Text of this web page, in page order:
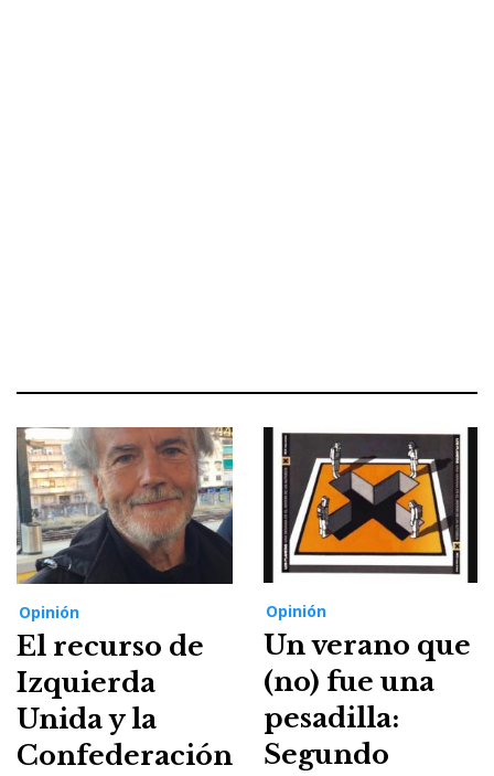
Opinión
El recurso de
Izquierda
Unida y la
Confederación
Opinión
Un verano que
(no) fue una
pesadilla:
Segundo